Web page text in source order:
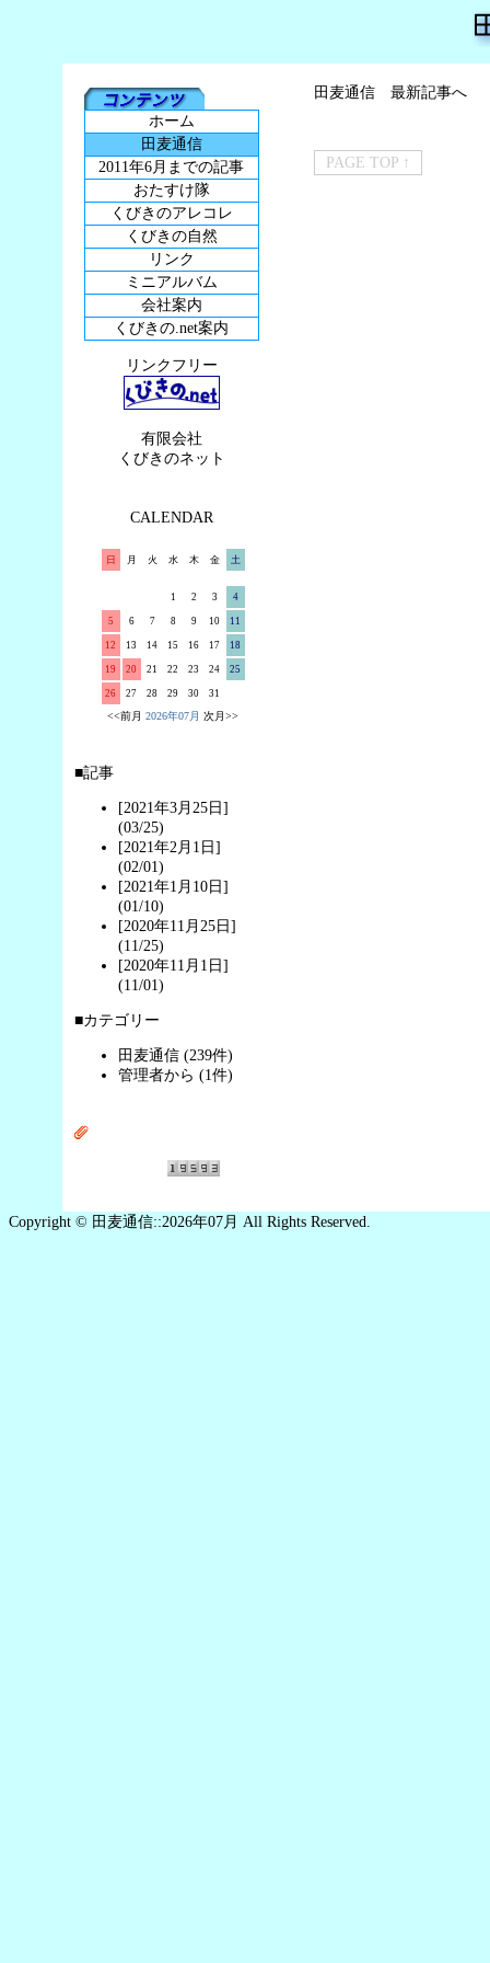
ホーム
田麦通信
2011年6月までの記事
おたすけ隊
くびきのアレコレ
くびきの自然
リンク
ミニアルバム
会社案内
くびきの.net案内
リンクフリー
有限会社
くびきのネット
CALENDAR
日 月 火 水 木 金 土
1 2 3 4
5 6 7 8 9 10 11
12 13 14 15 16 17 18
19 20 21 22 23 24 25
26 27 28 29 30 31
<<前月 2026年07月 次月>>
■記事
[2021年3月25日]
(03/25)
[2021年2月1日]
(02/01)
[2021年1月10日]
(01/10)
[2020年11月25日]
(11/25)
[2020年11月1日]
(11/01)
■カテゴリー
田麦通信 (239件)
管理者から (1件)
田麦通信 最新記事へ
PAGE TOP ↑
Copyright © 田麦通信::2026年07月 All Rights Reserved.